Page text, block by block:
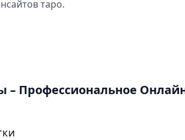
таро.
– Профессиональное